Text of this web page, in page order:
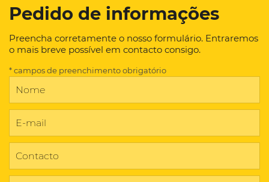
Pedido de informações
Preencha corretamente o nosso formulário. Entraremos
o mais breve possível em contacto consigo.
* campos de preenchimento obrigatório